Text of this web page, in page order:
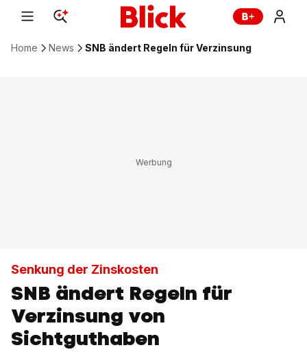
Home News SNB ändert Regeln für Verzinsung
Senkung der Zinskosten
SNB ändert Regeln für
Verzinsung von
Sichtguthaben